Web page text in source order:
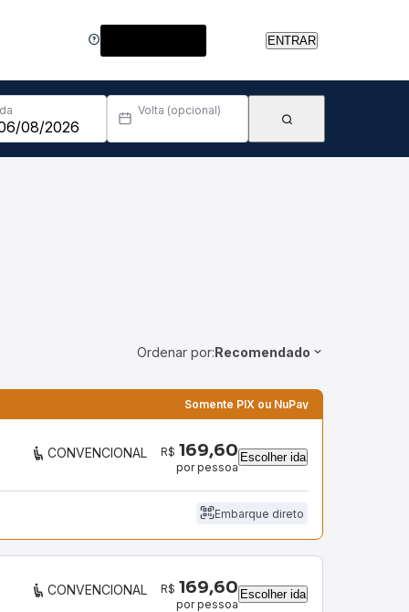
ENTRAR
Volta (opcional)
Ordenar por:Recomendado
Somente PIX ou NuPay
CONVENCIONAL R$ 169,60
por pessoa
Escolher ida
Embarque direto
CONVENCIONAL R$ 169,60
por pessoa
Escolher ida